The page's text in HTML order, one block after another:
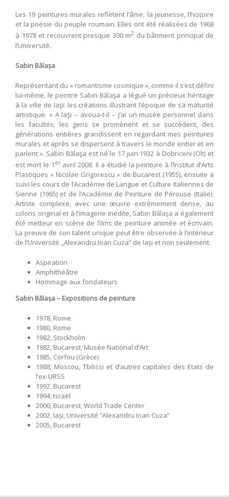
Les 19 peintures murales reflètent l’âme, la jeunesse, l’histoire
et la poésie du peuple roumain. Elles ont été réalisées de 1968
à 1978 et recouvrent presque 300 m2 du bâtiment principal de
l’Université.
Sabin Bălașa
Représentant du « romantisme cosmique », comme il s’est défini
lui-même, le peintre Sabin Bălaşa a légué un précieux héritage
à la ville de Iaşi: les créations illustrant l’époque de sa maturité
artistique. « A Iaşi – avoua-t-il – j’ai un musée personnel dans
les facultés; les gens se promènent et se succèdent, des
générations entières grandissent en regardant mes peintures
murales et après se dispersent à travers le monde entier et en
parlent ». Sabin Bălaşa est né le 17 juin 1932 à Dobriceni (Olt) et
est mort le 1 eravril 2008. Il a étudié la peinture à l’Institut d’Arts
Plastiques « Nicolae Grigorescu » de Bucarest (1955), ensuite a
suivi les cours de l’Académie de Langue et Culture Italiennes de
Sienne (1965) et de l’Académie de Peinture de Pérouse (Italie).
Artiste complexe, avec une œuvre extrêmement dense, au
coloris original et à l’imagerie inédite, Sabin Bălaşa a également
été metteur en scène de films de peinture animée et écrivain.
La preuve de son talent unique peut être observée à l’intérieur
de l’Université ,,Alexandru Ioan Cuza” de Iaşi et non seulement.
Aspiration
Amphithéâtre
Hommage aux fondateurs
Sabin Bălașa – Expositions de peinture
1978, Rome
1980, Rome
1982, Stockholm
1982, Bucarest, Musée National d’Art
1985, Corfou (Grèce)
1988, Moscou, Tbilissi et d’autres capitales des Etats de
l’ex-URSS
1992, Bucarest
1994, Israël
2000, Bucarest, World Trade Center
2002, Iaşi, Université “Alexandru Ioan Cuza”
2005, Bucarest